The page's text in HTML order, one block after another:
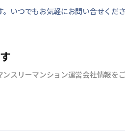
いつでもお気軽にお問い合せくださ
スリーマンション運営会社情報